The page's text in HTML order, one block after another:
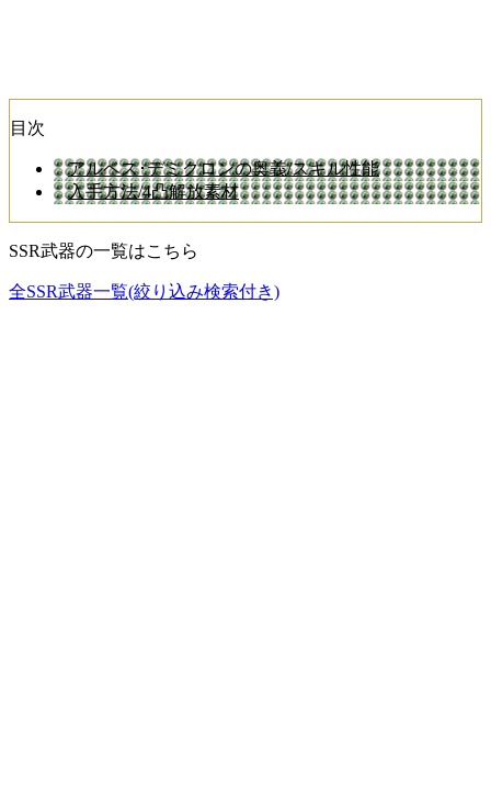
目次
アルベス･デミクロンの奥義/スキル性能
入手方法/4凸解放素材
SSR武器の一覧はこちら
全SSR武器一覧(絞り込み検索付き)